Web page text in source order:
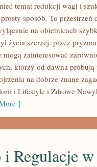
temat redukcji wagi i
sposób. To
na obietnicach
życia szerzej: przez
mogą zainteresować
którzy od dawna
na dobrze znane
i Lifestyle i Zdrowe
]
i Regulacje